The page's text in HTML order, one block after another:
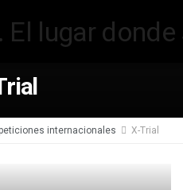
internacionales X-Trial